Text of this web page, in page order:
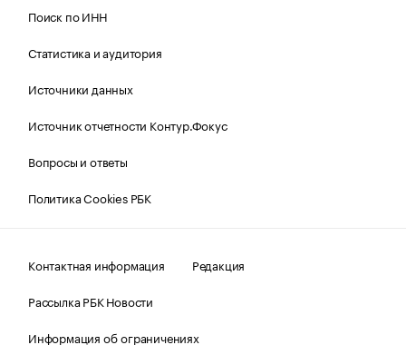
Поиск по ИНН
Статистика и аудитория
Источники данных
Источник отчетности Контур.Фокус
Вопросы и ответы
Политика Cookies РБК
Контактная информация
Редакция
Рассылка РБК Новости
Информация об ограничениях